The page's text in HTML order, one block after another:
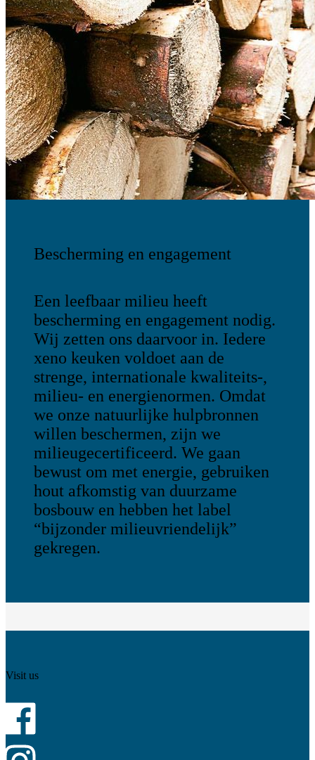
Bescherming en engagement
Een leefbaar milieu heeft
bescherming en engagement nodig.
Wij zetten ons daarvoor in. Iedere
xeno keuken voldoet aan de
strenge, internationale kwaliteits-,
milieu- en energienormen. Omdat
we onze natuurlijke hulpbronnen
willen beschermen, zijn we
milieugecertificeerd. We gaan
bewust om met energie, gebruiken
hout afkomstig van duurzame
bosbouw en hebben het label
“bijzonder milieuvriendelijk”
gekregen.
Visit us